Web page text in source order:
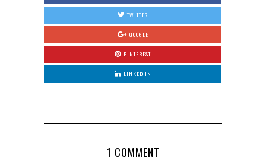
TWITTER
GOOGLE
PINTEREST
LINKED IN
1 COMMENT